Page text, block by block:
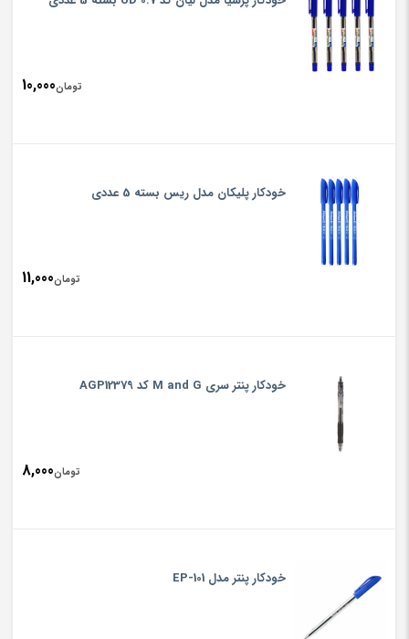
تومان10,000
خودکار پلیکان مدل ریس بسته 5 عددی
تومان11,000
خودکار پنتر سری M and G کد AGP12379
تومان8,000
خودکار پنتر مدل EP-101